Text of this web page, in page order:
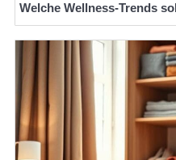
Welche Wellness-Trends